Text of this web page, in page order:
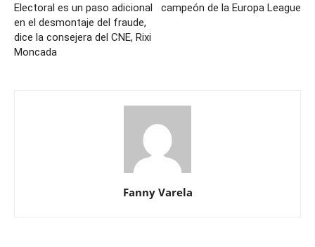
Electoral es un paso adicional
en el desmontaje del fraude,
dice la consejera del CNE, Rixi
Moncada
campeón de la Europa League
Fanny Varela